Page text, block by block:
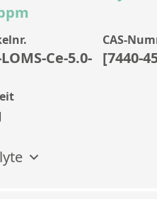
Ce-5.0-
CAS-
[7440-